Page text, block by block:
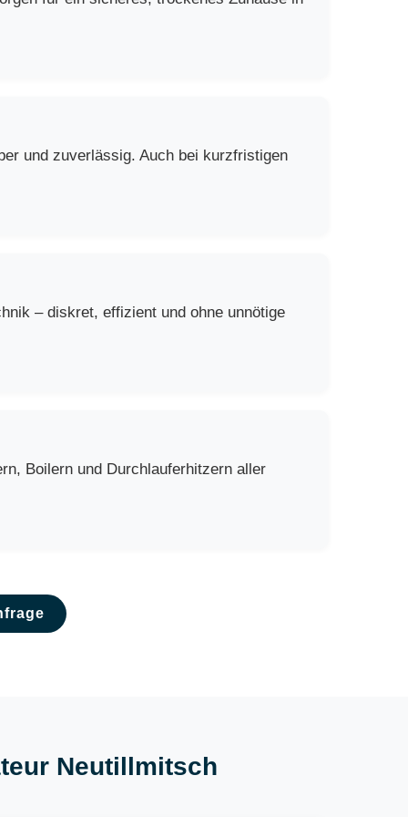
und zuverlässig. Auch bei kurzfristigen
– diskret, effizient und ohne unnötige
Boilern und Durchlauferhitzern aller
Neutillmitsch